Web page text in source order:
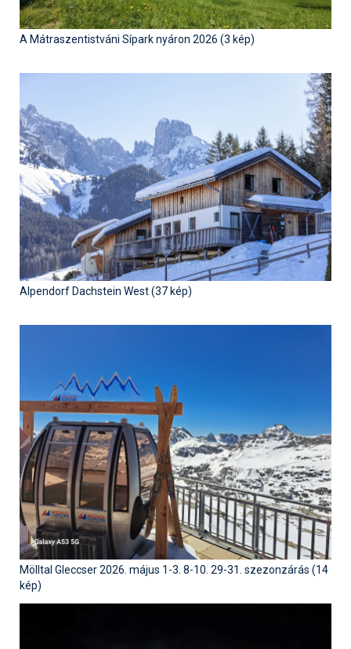
A Mátraszentistváni Sípark nyáron 2026 (3 kép)
Alpendorf Dachstein West (37 kép)
Mölltal Gleccser 2026. május 1-3. 8-10. 29-31. szezonzárás (14
kép)